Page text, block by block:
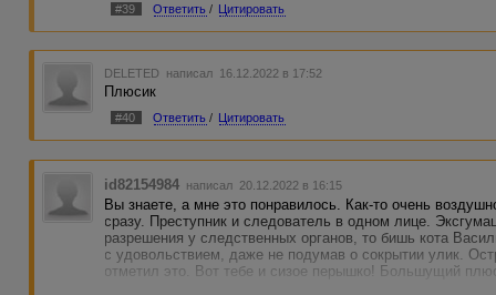
И тоже вопрос: разве коты закапывают добычу?
#39 Ответить / Цитировать
DELETED написал 16.12.2022 в 17:52
Плюсик
#40 Ответить / Цитировать
id82154984 написал 20.12.2022 в 16:15
Вы знаете, а мне это понравилось. Как-то очень
сразу. Преступник и следователь в одном лице.
разрешения у следственных органов, то бишь кота
с удовольствием, даже не подумав о сокрытии улик.
отметил это. Вот тебе и сизое перышко! Большущий